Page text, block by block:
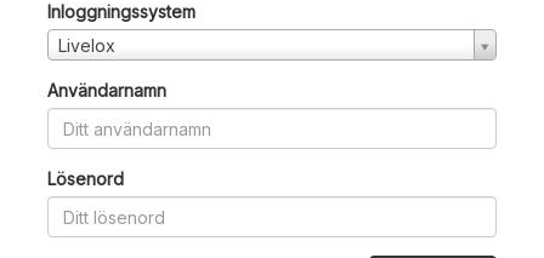
Inloggningssystem
Livelox
Användarnamn
Lösenord